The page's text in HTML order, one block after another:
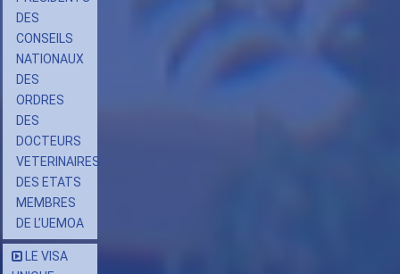
DES
CONSEILS
NATIONAUX
DES
ORDRES
DES
DOCTEURS
VETERINAIRES
DES ETATS
MEMBRES
DE L’UEMOA
LE VISA